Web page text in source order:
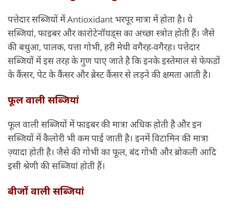
पत्तेदार सब्जियों में Antioxidant भरपूर मात्रा में होता है। ये
सब्जियां, फाइबर और कारोटेनॉयड्स का अच्छा स्त्रोत होती हैं। जैसे
की बथुआ, पालक, पत्ता गोभी, हरी मेथी वगैरह-वगैरह। पत्तेदार
सब्जियों में इस तरह के गुण पाए जाते है कि इनके इस्तेमाल से फेफडों
के कैंसर, पेट के कैंसर और ब्रेस्ट कैंसर से लड़ने की क्षमता आती है।
फूल वाली सब्जियां
फूल वाली सब्जियों में फाइबर की मात्रा अधिक होती है और इन
सब्जियों में कैलोरी भी कम पाई जाती है। इनमें विटामिन की मात्रा
ज़्यादा होती है। जैसे की गोभी का फूल, बंद गोभी और ब्रोकली आदि
इसी श्रेणी की सब्जियां होती हैं।
बीजों वाली सब्जियां